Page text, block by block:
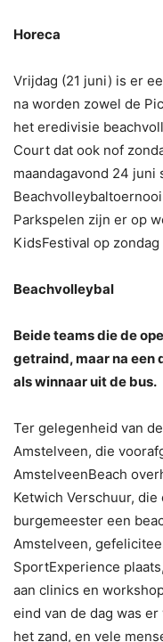
Horeca
Vrijdag (21 juni) is er
na worden zowel de
het eredivisie
Court dat ook nof
maandagavond 24 juni
Parkspelen zijn er op
KidsFestival op
Beachvolleybal
Beide teams die de
getraind, maar na een
als winnaar uit de bus.
Ter gelegenheid van
Amstelveen, die
AmstelveenBeach
Ketwich Verschuur,
burgemeester een
Amstelveen,
SportExperience
aan clinics en
eind van de dag was
het zand, en vele